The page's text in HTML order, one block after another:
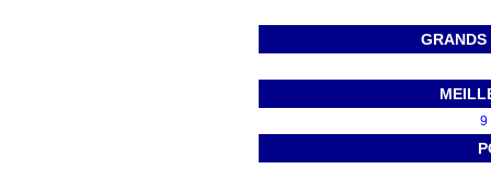
GRANDS
9